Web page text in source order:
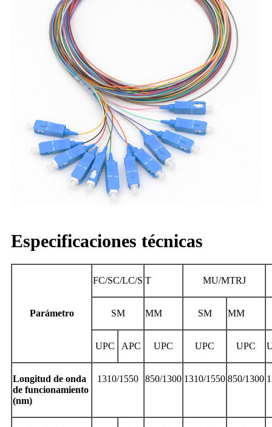
Especificaciones técnicas
Parámetro
FC/SC/LC/S T MU/MTRJ
SM MM SM MM
UPC APC UPC UPC UPC
Longitud de onda
de funcionamiento
(nm)
1310/1550 850/1300 1310/1550 850/1300